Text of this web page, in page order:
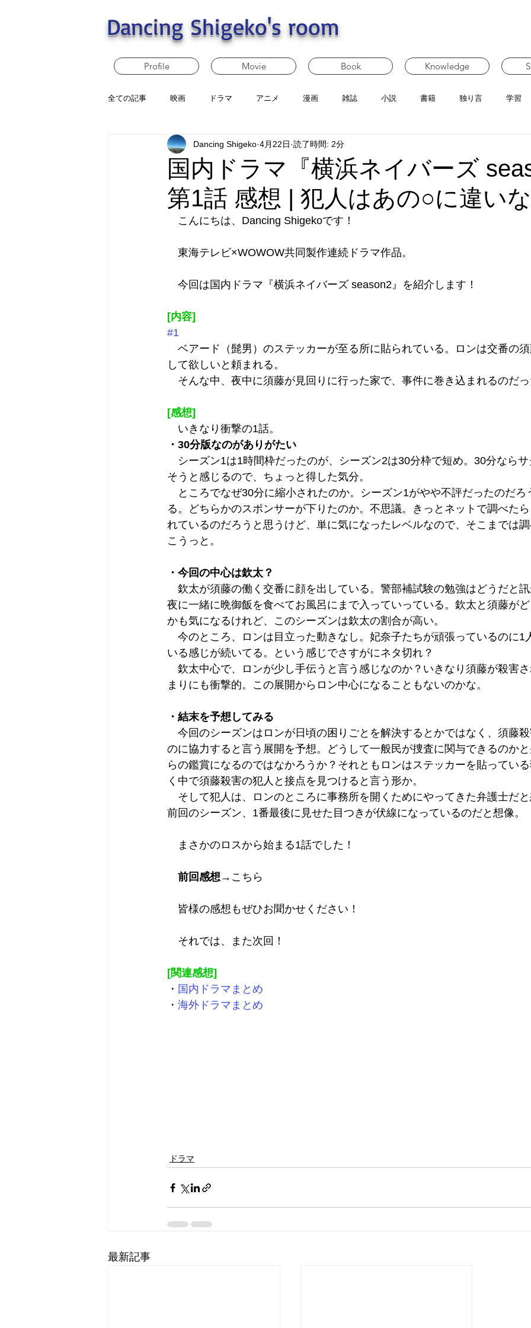
Dancing Shigeko's room
Profile Movie Book Knowledge
全ての記事 映画 ドラマ アニメ 漫画 雑誌 小説 書籍 独り言 学習
国内ドラマ『横浜ネイバーズ
第1話 感想 | 犯人はあの○に違いな
Dancing Shigeko 4月22日 読了時間: 2分
こんにちは、Dancing Shigekoです！
東海テレビ×WOWOW共同製作連続ドラマ作品。
今回は国内ドラマ『横浜ネイバーズ season2』を紹介します！
[内容]
#1
ベアード（髭男）のステッカーが至る所に貼られている。ロンは交番の
して欲しいと頼まれる。
そんな中、夜中に須藤が見回りに行った家で、事件に巻き込まれるのだっ
[感想]
いきなり衝撃の1話。
・30分版なのがありがたい
シーズン1は1時間枠だったのが、シーズン2は30分枠で短め。30分ならサ
そうと感じるので、ちょっと得した気分。
ところでなぜ30分に縮小されたのか。シーズン1がやや不評だったのだろ
る。どちらかのスポンサーが下りたのか。不思議。きっとネットで調べた
れているのだろうと思うけど、単に気になったレベルなので、そこまでは
こうっと。
・今回の中心は欽太？
欽太が須藤の働く交番に顔を出している。警部補試験の勉強はどうだと訊
夜に一緒に晩御飯を食べてお風呂にまで入っていっている。欽太と須藤が
かも気になるけれど、このシーズンは欽太の割合が高い。
今のところ、ロンは目立った動きなし。妃奈子たちが頑張っているのに1
いる感じが続いてる。という感じでさすがにネタ切れ？
欽太中心で、ロンが少し手伝うと言う感じなのか？いきなり須藤が殺害
まりにも衝撃的。この展開からロン中心になることもないのかな。
・結末を予想してみる
今回のシーズンはロンが日頃の困りごとを解決するとかではなく、須藤
のに協力すると言う展開を予想。どうして一般民が捜査に関与できるのか
らの鑑賞になるのではなかろうか？それともロンはステッカーを貼ってい
く中で須藤殺害の犯人と接点を見つけると言う形か。
そして犯人は、ロンのところに事務所を開くためにやってきた弁護士だと
前回のシーズン、1番最後に見せた目つきが伏線になっているのだと想像。
まさかのロスから始まる1話でした！
前回感想→ こちら
皆様の感想もぜひお聞かせください！
それでは、また次回！
[関連感想]
・ 国内ドラマまとめ
・ 海外ドラマまとめ
ドラマ
最新記事